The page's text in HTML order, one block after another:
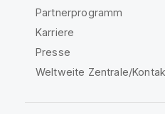
Partnerprogramm
Karriere
Presse
Weltweite Zentrale/